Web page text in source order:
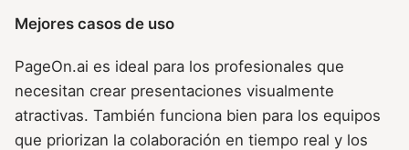
Mejores casos de uso
PageOn.ai es ideal para los profesionales que
necesitan crear presentaciones visualmente
atractivas. También funciona bien para los equipos
que priorizan la colaboración en tiempo real y los